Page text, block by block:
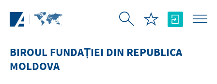
BIROUL FUNDAȚIEI DIN REPUBLICA
MOLDOVA